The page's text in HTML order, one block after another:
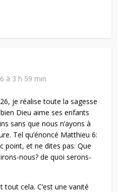
à 3 h 59 min
je réalise toute la sagesse
Dieu aime ses enfants
sans que nous n’ayons à
Tel qu’énoncé Matthieu 6:
point, et ne dites pas: Que
nous? de quoi serons-
tout cela. C’est une vanité